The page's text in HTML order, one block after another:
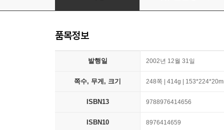
품목정보
발행일 2002년 12월 31일
쪽수, 무게, 크기 248쪽 | 414g |
ISBN13 9788976414656
ISBN10 8976414659